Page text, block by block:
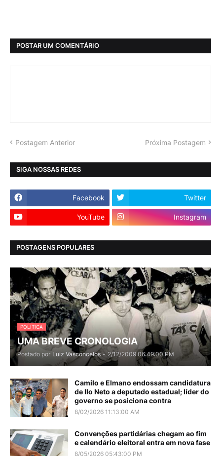
POSTAR UM COMENTÁRIO
Postagem Anterior Próxima Postagem
SIGA NOSSAS REDES
Facebook Twitter
YouTube Instagram
POSTAGENS POPULARES
POLITICA
UMA BREVE CRONOLOGIA
Postado por Luiz Vasconcelos - 2/12/2009 06:49:00 PM
Camilo e Elmano endossam candidatura
de Ilo Neto a deputado estadual; líder do
governo se posiciona contra
8/02/2026 11:13:00 AM
Convenções partidárias chegam ao fim
e calendário eleitoral entra em nova fase
8/05/2026 05:43:00 PM